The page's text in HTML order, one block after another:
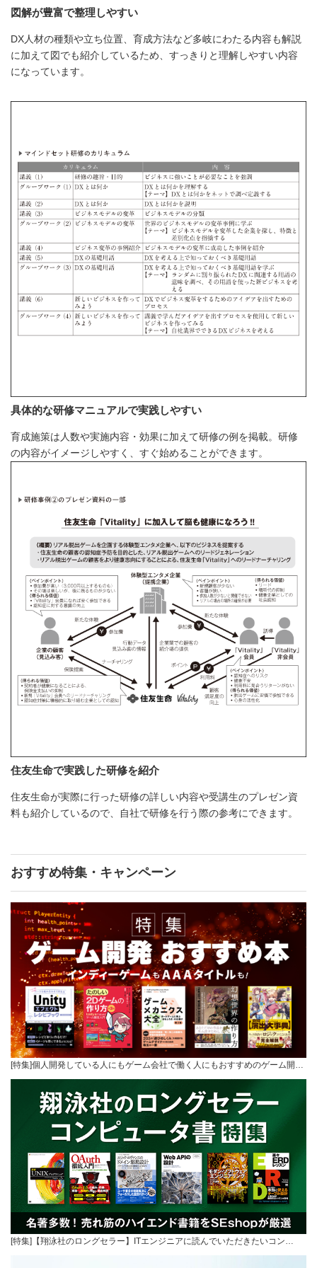
図解が豊富で整理しやすい
DX人材の種類や立ち位置、育成方法など多岐にわたる内容も解説
に加えて図でも紹介しているため、すっきりと理解しやすい内容
になっています。
具体的な研修マニュアルで実践しやすい
育成施策は人数や実施内容・効果に加えて研修の例を掲載。研修
の内容がイメージしやすく、すぐ始めることができます。
住友生命で実践した研修を紹介
住友生命が実際に行った研修の詳しい内容や受講生のプレゼン資
料も紹介しているので、自社で研修を行う際の参考にできます。
おすすめ特集・キャンペーン
[特集]個人開発している人にもゲーム会社で働く人にもおすすめのゲーム開…
[特集]【翔泳社のロングセラー】ITエンジニアに読んでいただきたいコン…